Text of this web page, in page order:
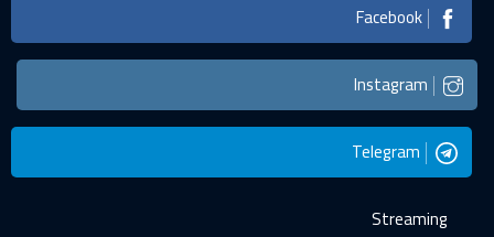
Facebook
Instagram
Telegram
Streaming